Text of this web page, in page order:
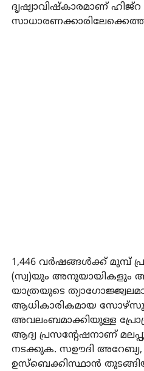
ദൃഷ്യാവിഷ്‌കാരമാണ്
1,446 വര്‍ഷങ്ങള്‍ക്ക് മുമ്പ്
(സ്വ)യും അനുയായികളും
യാത്രയുടെ
ആധികാരികമായ
അവലംബമാക്കിയുള്ള
ആദ്യ പ്രസന്റേഷനാണ്
നടക്കുക. സഊദി അറേബ്യ,
ഉസ്‌ബെക്കിസ്ഥാന്‍